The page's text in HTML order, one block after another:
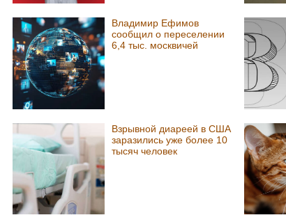
Владимир Ефимов
сообщил о переселении
6,4 тыс. москвичей
Взрывной диареей в США
заразились уже более 10
тысяч человек